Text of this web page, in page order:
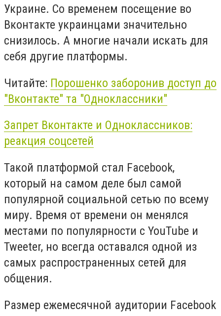
Украине. Со временем посещение во
Вконтакте украинцами значительно
снизилось. А многие начали искать для
себя другие платформы.
Читайте: Порошенко заборонив доступ до
"Вконтакте" та "Одноклассники"
Запрет Вконтакте и Одноклассников:
реакция соцсетей
Такой платформой стал Facebook,
который на самом деле был самой
популярной социальной сетью по всему
миру. Время от времени он менялся
местами по популярности с YouTube и
Tweeter, но всегда оставался одной из
самых распространенных сетей для
общения.
Размер ежемесячной аудитории Facebook